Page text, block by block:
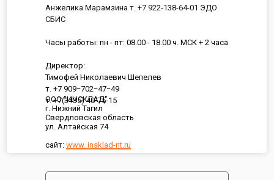
ООО "ИНСКЛАД"
г. Нижний Тагил
Свердловская область
ул. Алтайская 74
сайт: www. insklad-nt.ru
Анжелика Марамзина т. +7 922-138-64-01 ЭДО
СБИС
Часы работы: пн - пт: 08.00 - 18.00 ч. МСК + 2 часа
Директор:
Тимофей Николаевич Шепелев
т. +7 909−702−47−49
т. +7(3435) 40-75-15